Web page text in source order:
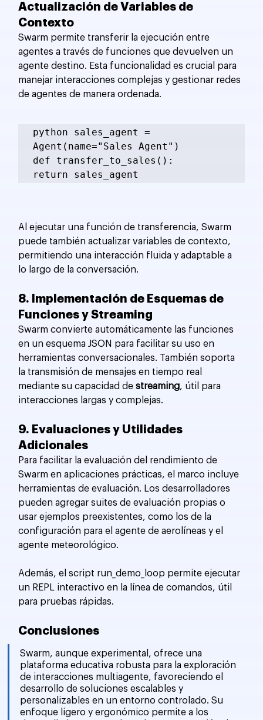
Actualización de Variables de
Contexto
Swarm permite transferir la ejecución entre
agentes a través de funciones que devuelven un
agente destino. Esta funcionalidad es crucial para
manejar interacciones complejas y gestionar redes
de agentes de manera ordenada.
python sales_agent =
Agent(name="Sales Agent")
def transfer_to_sales():
return sales_agent
Al ejecutar una función de transferencia, Swarm
puede también actualizar variables de contexto,
permitiendo una interacción fluida y adaptable a
lo largo de la conversación.
8. Implementación de Esquemas de
Funciones y Streaming
Swarm convierte automáticamente las funciones
en un esquema JSON para facilitar su uso en
herramientas conversacionales. También soporta
la transmisión de mensajes en tiempo real
mediante su capacidad de streaming, útil para
interacciones largas y complejas.
9. Evaluaciones y Utilidades
Adicionales
Para facilitar la evaluación del rendimiento de
Swarm en aplicaciones prácticas, el marco incluye
herramientas de evaluación. Los desarrolladores
pueden agregar suites de evaluación propias o
usar ejemplos preexistentes, como los de la
configuración para el agente de aerolíneas y el
agente meteorológico.
Además, el script run_demo_loop permite ejecutar
un REPL interactivo en la línea de comandos, útil
para pruebas rápidas.
Conclusiones
Swarm, aunque experimental, ofrece una
plataforma educativa robusta para la exploración
de interacciones multiagente, favoreciendo el
desarrollo de soluciones escalables y
personalizables en un entorno controlado. Su
enfoque ligero y ergonómico permite a los